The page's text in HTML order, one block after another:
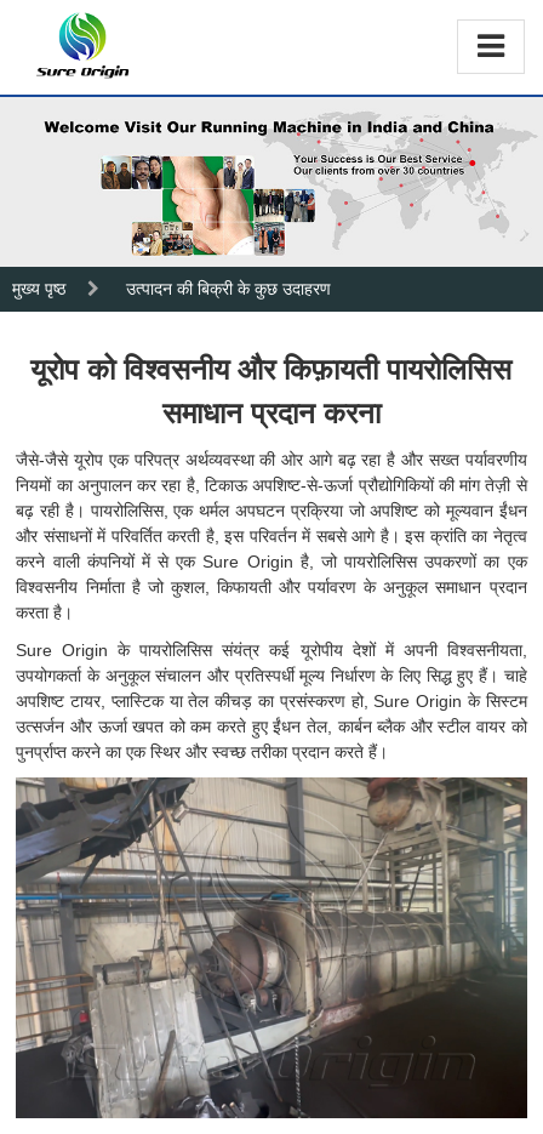
मुख्य पृष्ठ उत्पादन की बिक्री के कुछ उदाहरण
यूरोप को विश्वसनीय और किफ़ायती पायरोलिसिस
समाधान प्रदान करना
जैसे-जैसे यूरोप एक परिपत्र अर्थव्यवस्था की ओर आगे बढ़ रहा है और सख्त पर्यावरणीय
नियमों का अनुपालन कर रहा है, टिकाऊ अपशिष्ट-से-ऊर्जा प्रौद्योगिकियों की मांग तेज़ी से
बढ़ रही है। पायरोलिसिस, एक थर्मल अपघटन प्रक्रिया जो अपशिष्ट को मूल्यवान ईंधन
और संसाधनों में परिवर्तित करती है, इस परिवर्तन में सबसे आगे है। इस क्रांति का नेतृत्व
करने वाली कंपनियों में से एक Sure Origin है, जो पायरोलिसिस उपकरणों का एक
विश्वसनीय निर्माता है जो कुशल, किफायती और पर्यावरण के अनुकूल समाधान प्रदान
करता है।
Sure Origin के पायरोलिसिस संयंत्र कई यूरोपीय देशों में अपनी विश्वसनीयता,
उपयोगकर्ता के अनुकूल संचालन और प्रतिस्पर्धी मूल्य निर्धारण के लिए सिद्ध हुए हैं। चाहे
अपशिष्ट टायर, प्लास्टिक या तेल कीचड़ का प्रसंस्करण हो, Sure Origin के सिस्टम
उत्सर्जन और ऊर्जा खपत को कम करते हुए ईंधन तेल, कार्बन ब्लैक और स्टील वायर को
पुनर्प्राप्त करने का एक स्थिर और स्वच्छ तरीका प्रदान करते हैं।